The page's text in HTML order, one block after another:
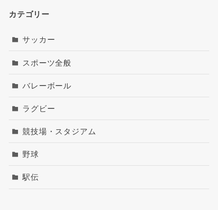
カテゴリー
サッカー
スポーツ全般
バレーボール
ラグビー
競技場・スタジアム
野球
駅伝